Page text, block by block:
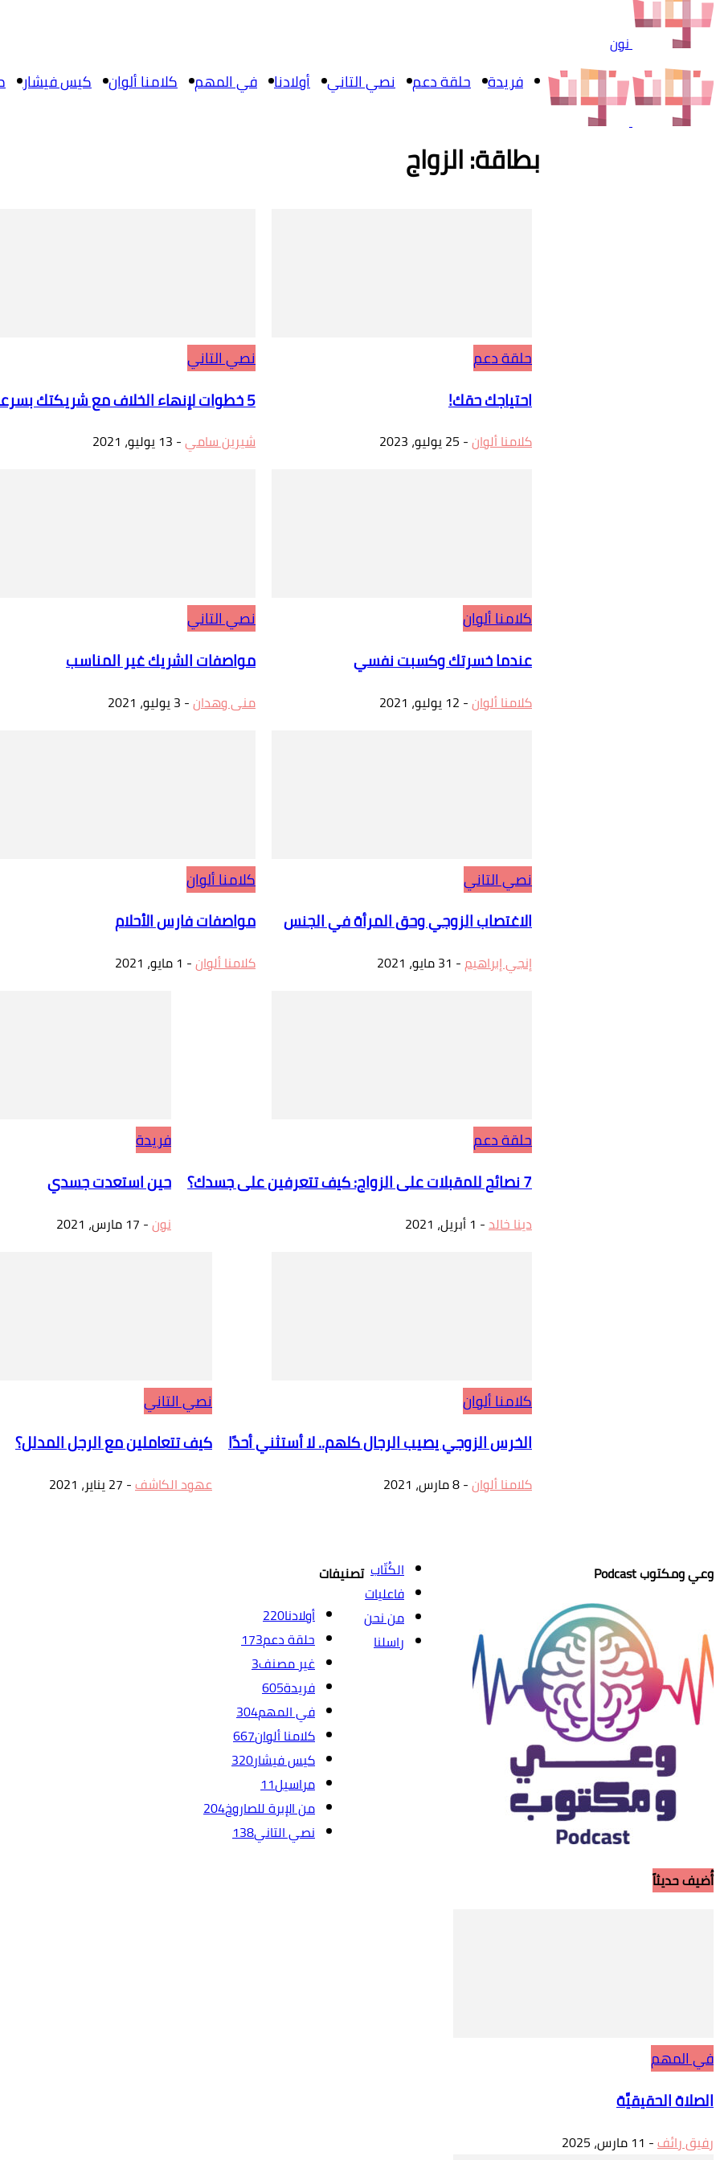
نون
فريدة حلقة دعم نصي التاني أولادنا في المهم كلامنا ألوان كيس فيشار
بطاقة: الزواج
حلقة دعم
احتياجك حقك!
كلامنا ألوان- 25 يوليو، 2023
نصي التاني
5 خطوات لإنهاء الخلاف مع شريكتك بسرعة ومحبة
شيرين سامي- 13 يوليو، 2021
كلامنا ألوان
عندما خسرتك وكسبت نفسي
كلامنا ألوان- 12 يوليو، 2021
نصي التاني
مواصفات الشريك غير المناسب
منى وهدان- 3 يوليو، 2021
نصي التاني
الاغتصاب الزوجي وحق المرأة في الجنس
إنجي إبراهيم- 31 مايو، 2021
كلامنا ألوان
مواصفات فارس الأحلام
كلامنا ألوان- 1 مايو، 2021
حلقة دعم
7 نصائح للمقبلات على الزواج: كيف تتعرفين على جسدك؟
دينا خالد- 1 أبريل، 2021
فريدة
حين استعدت جسدي
نون- 17 مارس، 2021
كلامنا ألوان
الخرس الزوجي يصيب الرجال كلهم.. لا أستثني أحدًا
كلامنا ألوان-8 مارس، 2021
نصي التاني
كيف تتعاملين مع الرجل المدلل؟
عهود الكاشف- 27 يناير، 2021
وعي ومكتوب Podcast
أُضيف حديثاً
في المهم
الصلاة الحقيقيَّة
رفيق رائف- 11 مارس، 2025
الكُتّاب
فاعليات
من نحن
راسلنا
تصنيفات
أولادنا220
حلقة دعم173
غير مصنف3
فريدة605
في المهم304
كلامنا ألوان667
كيس فيشار320
مراسيل11
من الإبرة للصاروخ204
نصي التاني138